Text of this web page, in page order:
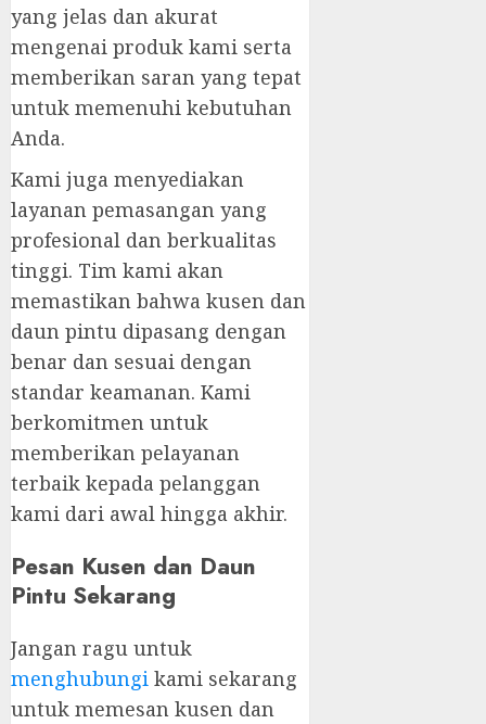
yang jelas dan akurat
mengenai produk kami serta
memberikan saran yang tepat
untuk memenuhi kebutuhan
Anda.
Kami juga menyediakan
layanan pemasangan yang
profesional dan berkualitas
tinggi. Tim kami akan
memastikan bahwa kusen dan
daun pintu dipasang dengan
benar dan sesuai dengan
standar keamanan. Kami
berkomitmen untuk
memberikan pelayanan
terbaik kepada pelanggan
kami dari awal hingga akhir.
Pesan Kusen dan Daun
Pintu Sekarang
Jangan ragu untuk
menghubungi kami sekarang
untuk memesan kusen dan